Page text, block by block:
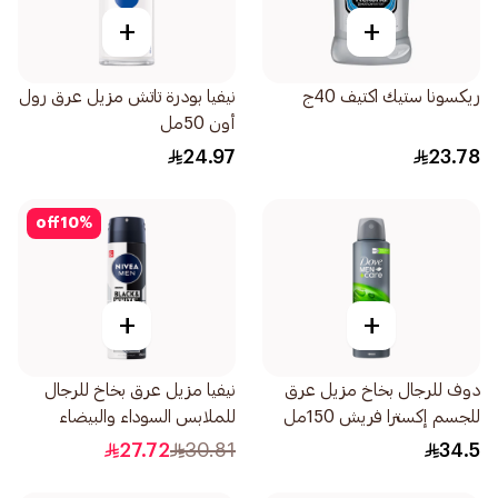
+
ريكسونا ستيك اكتيف 40ج
23.78
+
نيفيا بودرة تاتش مزيل عرق رول
أون 50مل
24.97
+
دوف للرجال بخاخ مزيل عرق
للجسم إكسترا فريش 150مل
34.5
10%
off
+
نيفيا مزيل عرق بخاخ للرجال
للملابس السوداء والبيضاء
الأصلي 150مل
30.81
27.72